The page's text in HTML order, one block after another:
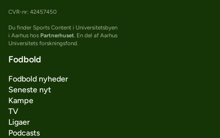
CVR-nr: 42457450
Du finder Sports Content i Universitetsbyen
i Aarhus hos Partnerhuset. En del af Aarhus
Universitets forskningsfond.
Fodbold
Fodbold nyheder
Seneste nyt
Kampe
TV
Ligaer
Podcasts